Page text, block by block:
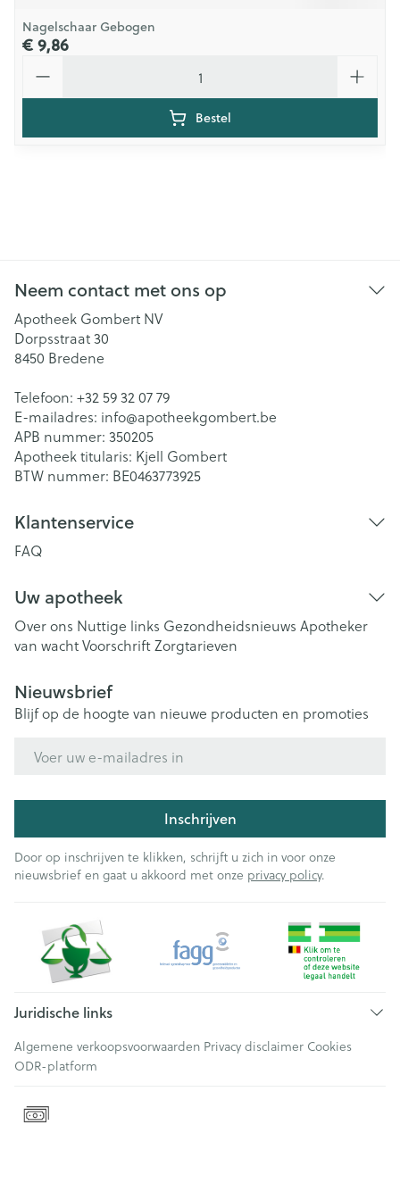
Nagelschaar Gebogen
€ 9,86
Bestel
Neem contact met ons op
Apotheek Gombert NV
Dorpsstraat 30
8450 Bredene
Telefoon: +32 59 32 07 79
E-mailadres: info@apotheekgombert.be
APB nummer: 350205
Apotheek titularis: Kjell Gombert
BTW nummer: BE0463773925
Klantenservice
FAQ
Uw apotheek
Over ons Nuttige links Gezondheidsnieuws Apotheker
van wachtVoorschriftZorgtarieven
Nieuwsbrief
Blijf op de hoogte van nieuwe producten en promoties
Inschrijven
Door op inschrijven te klikken, schrijft u zich in voor onze
nieuwsbrief en gaat u akkoord met onze privacy policy.
Juridische links
Algemene verkoopsvoorwaarden Privacy disclaimer Cookies
ODR-platform